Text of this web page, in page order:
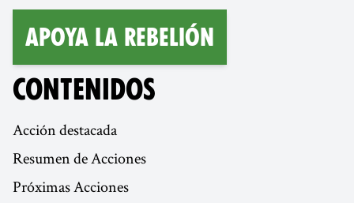
Apoya la Rebelión
CONTENIDOS
Acción destacada
Resumen de Acciones
Próximas Acciones